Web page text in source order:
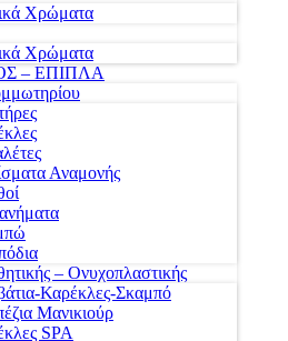
Χρώματα
Χρώματα
– ΕΠΙΠΛΑ
Αναμονής
– Ονυχοπλαστικής
Καρέκλες-Σκαμπό
Μανικιούρ
SPA